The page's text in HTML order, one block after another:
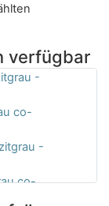
verfügbar
-
co-
-
co-